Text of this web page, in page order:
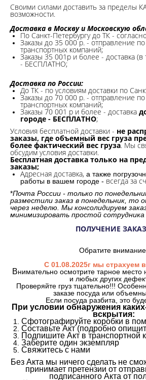
Своими силами доставить за пределы
возможности.​
Доставка в Москву и Московскую
По Санкт-Петербургу до ТК -
Заказы до 35 000 р. - отправление
транспортных компаний;
Заказы 35 001р и более - доставка
- БЕСПЛАТНО;
Доставка по России:
До ТК - по условиям доставки по
Заказы до 70 000 р. - отправление
транспортных компаний;
Заказы 70 001 р и более - доставка
городе - БЕСПЛАТНО;
Условия бесплатной доставки - не
заказы, где объемный вес груза
более фактический вес груза. Мы
обсудим условия доставки.
Бесплатная доставка только на
заказы;
Адресная доставка, а также
работы в вашем городе - всегда за
*Почта России - только по
разместили заказ в понедельник, то
через неделю. Мы консолидируем
минимизировать простой сотрудника
ПОЛУЧЕНИЕ
Обратите
С 01.08.2025г мы страхуем
Внимательно осмотрите тарное место
и любых других
Проверяйте груз тщательно!!!
заказе посуда или
Если посуда разбита, это
При условии обнаружения
вскрытия:
Сфотографируйте коробки в
Составьте Акт (подробно
Подпишите Акт в транспортной
Заберите один экземпляр
Свяжитесь с нами
Без Акта мы ничего сделать не
принимает претензии от
подписанного Акта от